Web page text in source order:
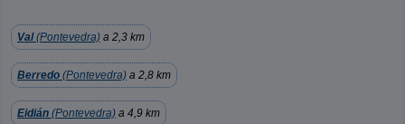
Val(Pontevedra) a 2,3 km
Berredo (Pontevedra) a 2,8 km
Eidián (Pontevedra) a 4,9 km